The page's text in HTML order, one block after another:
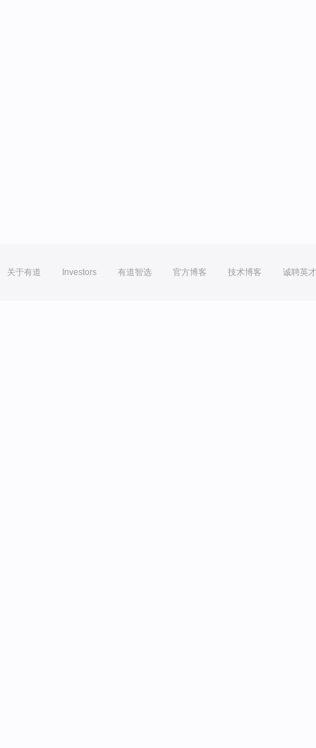
关于有道 Investors 有道智选 官方博客 技术博客 诚聘英才